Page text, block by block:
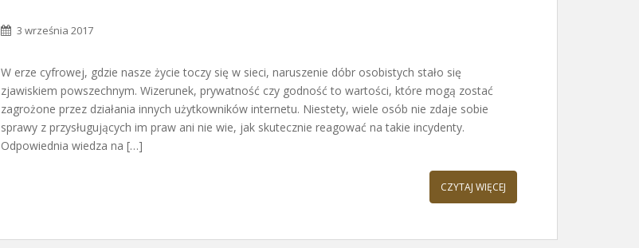
3 września 2017
W erze cyfrowej, gdzie nasze życie toczy się w sieci, naruszenie dóbr osobistych stało się
zjawiskiem powszechnym. Wizerunek, prywatność czy godność to wartości, które mogą zostać
zagrożone przez działania innych użytkowników internetu. Niestety, wiele osób nie zdaje sobie
sprawy z przysługujących im praw ani nie wie, jak skutecznie reagować na takie incydenty.
Odpowiednia wiedza na […]
CZYTAJ WIĘCEJ